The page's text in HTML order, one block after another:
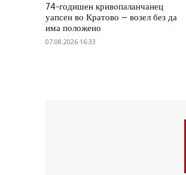
74-годишен кривопаланчанец
уапсен во Кратово – возел без да
има положено
07.08.2026 16:33